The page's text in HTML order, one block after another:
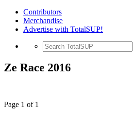
Contributors
Merchandise
Advertise with TotalSUP!
Ze Race 2016
Page 1 of 1